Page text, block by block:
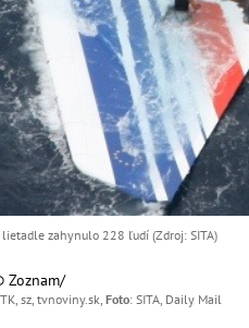
zahynulo 228 ľudí (Zdroj: SITA)
Zoznam/
sz, tvnoviny.sk, Foto: SITA, Daily Mail